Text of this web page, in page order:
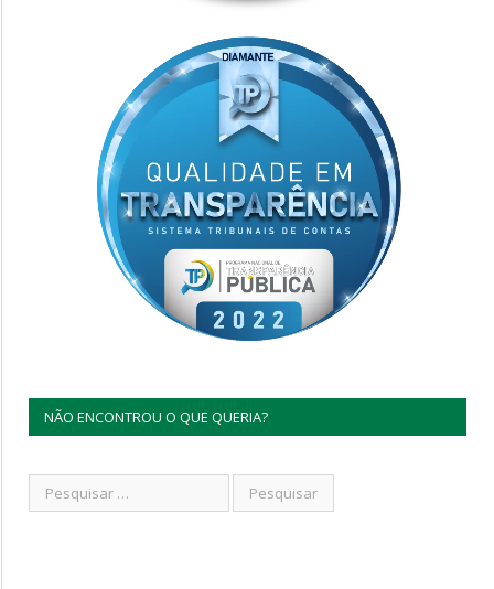
NÃO ENCONTROU O QUE QUERIA?